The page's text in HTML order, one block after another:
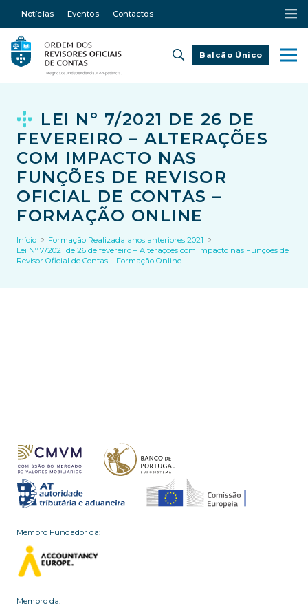
Notícias Eventos Contactos
Balcão Único
LEI Nº 7/2021 DE 26 DE
FEVEREIRO – ALTERAÇÕES
COM IMPACTO NAS
FUNÇÕES DE REVISOR
OFICIAL DE CONTAS –
FORMAÇÃO ONLINE
Início
Formação Realizada anos anteriores 2021
Lei Nº 7/2021 de 26 de fevereiro – Alterações com Impacto nas Funções de
Revisor Oficial de Contas – Formação Online
Membro Fundador da:
Membro da: